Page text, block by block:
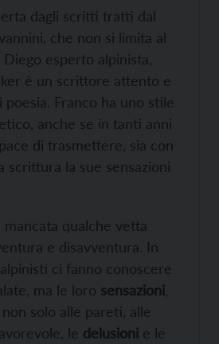
dagli scritti tratti dal
che non si limita al
esperto alpinista,
è un scrittore attento e
poesia. Franco ha uno stile
anche se in tanti anni
di trasmettere, sia con
scrittura la sue sensazioni
qualche vetta
e disavventura. In
ci fanno conoscere
ma le loro sensazioni
solo alle pareti, alle
le delusioni e le